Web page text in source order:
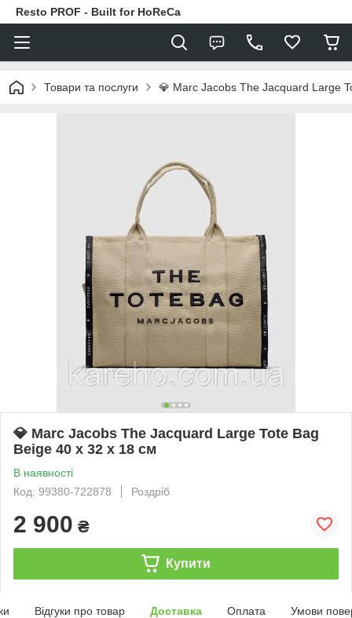
Resto PROF - Built for HoReCa
Товари та послуги 💎 Marc Jacobs The Jacquard Large
💎 Marc Jacobs The Jacquard Large Tote Bag
Beige 40 х 32 х 18 см
В наявності
Код: 99380-722878
Роздріб
2 900 ₴
Купити
Відгуки про товар Доставка Оплата Умови